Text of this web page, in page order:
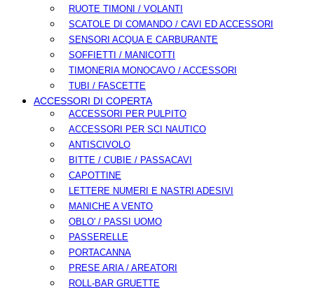
RUOTE TIMONI / VOLANTI
SCATOLE DI COMANDO / CAVI ED ACCESSORI
SENSORI ACQUA E CARBURANTE
SOFFIETTI / MANICOTTI
TIMONERIA MONOCAVO / ACCESSORI
TUBI / FASCETTE
ACCESSORI DI COPERTA
ACCESSORI PER PULPITO
ACCESSORI PER SCI NAUTICO
ANTISCIVOLO
BITTE / CUBIE / PASSACAVI
CAPOTTINE
LETTERE NUMERI E NASTRI ADESIVI
MANICHE A VENTO
OBLO' / PASSI UOMO
PASSERELLE
PORTACANNA
PRESE ARIA / AREATORI
ROLL-BAR GRUETTE